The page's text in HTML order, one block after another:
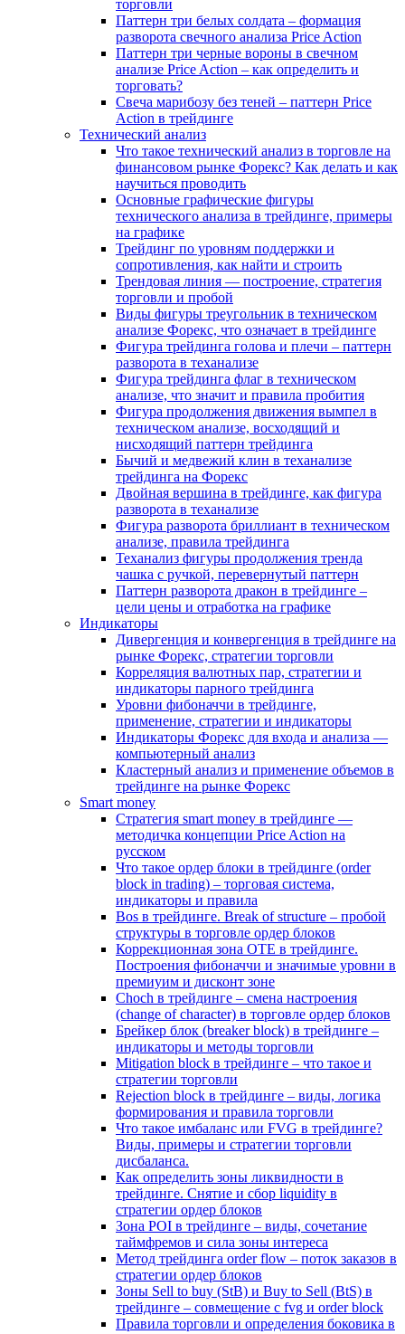
торговли
Паттерн три белых солдата – формация
разворота свечного анализа Price Action
Паттерн три черные вороны в свечном
анализе Price Action – как определить и
торговать?
Свеча марибозу без теней – паттерн Price
Action в трейдинге
Технический анализ
Что такое технический анализ в торговле на
финансовом рынке Форекс? Как делать и как
научиться проводить
Основные графические фигуры
технического анализа в трейдинге, примеры
на графике
Трейдинг по уровням поддержки и
сопротивления, как найти и строить
Трендовая линия — построение, стратегия
торговли и пробой
Виды фигуры треугольник в техническом
анализе Форекс, что означает в трейдинге
Фигура трейдинга голова и плечи – паттерн
разворота в теханализе
Фигура трейдинга флаг в техническом
анализе, что значит и правила пробития
Фигура продолжения движения вымпел в
техническом анализе, восходящий и
нисходящий паттерн трейдинга
Бычий и медвежий клин в теханализе
трейдинга на Форекс
Двойная вершина в трейдинге, как фигура
разворота в теханализе
Фигура разворота бриллиант в техническом
анализе, правила трейдинга
Теханализ фигуры продолжения тренда
чашка с ручкой, перевернутый паттерн
Паттерн разворота дракон в трейдинге –
цели цены и отработка на графике
Индикаторы
Дивергенция и конвергенция в трейдинге на
рынке Форекс, стратегии торговли
Корреляция валютных пар, стратегии и
индикаторы парного трейдинга
Уровни фибоначчи в трейдинге,
применение, стратегии и индикаторы
Индикаторы Форекс для входа и анализа —
компьютерный анализ
Кластерный анализ и применение объемов в
трейдинге на рынке Форекс
Smart money
Стратегия smart money в трейдинге —
методичка концепции Price Action на
русском
Что такое ордер блоки в трейдинге (order
block in trading) – торговая система,
индикаторы и правила
Bos в трейдинге. Break of structure – пробой
структуры в торговле ордер блоков
Коррекционная зона OTE в трейдинге.
Построения фибоначчи и значимые уровни в
премиуим и дисконт зоне
Choch в трейдинге – смена настроения
(change of character) в торговле ордер блоков
Брейкер блок (breaker block) в трейдинге –
индикаторы и методы торговли
Mitigation block в трейдинге – что такое и
стратегии торговли
Rejection block в трейдинге – виды, логика
формирования и правила торговли
Что такое имбаланс или FVG в трейдинге?
Виды, примеры и стратегии торговли
дисбаланса.
Как определить зоны ликвидности в
трейдинге. Снятие и сбор liquidity в
стратегии ордер блоков
Зона POI в трейдинге – виды, сочетание
таймфремов и сила зоны интереса
Метод трейдинга order flow – поток заказов в
стратегии ордер блоков
Зоны Sell to buy (StB) и Buy to Sell (BtS) в
трейдинге – совмещение с fvg и order block
Правила торговли и определения боковика в